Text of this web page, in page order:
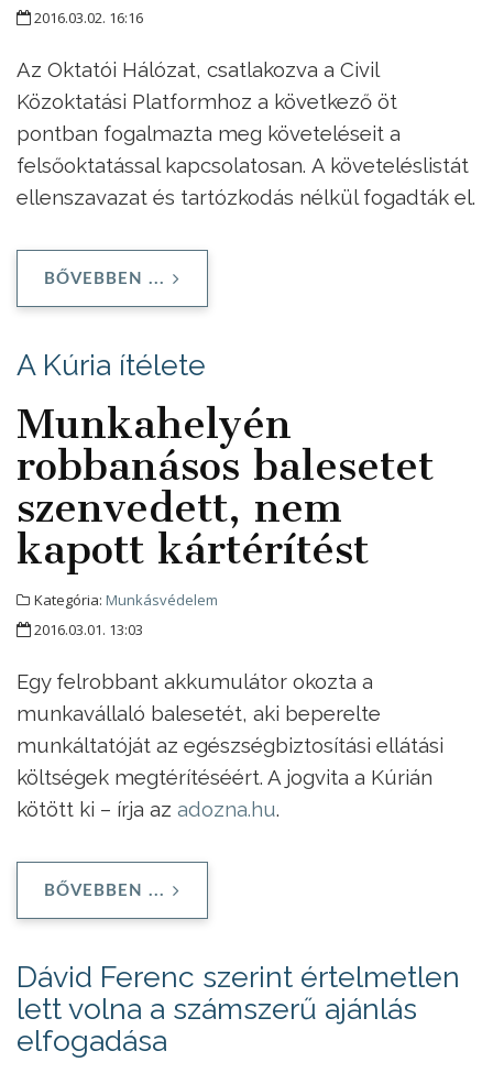
2016.03.02. 16:16
Az Oktatói Hálózat, csatlakozva a Civil
Közoktatási Platformhoz a következő öt
pontban fogalmazta meg követeléseit a
felsőoktatással kapcsolatosan. A követeléslistát
ellenszavazat és tartózkodás nélkül fogadták el.
BŐVEBBEN ...
A Kúria ítélete
Munkahelyén
robbanásos balesetet
szenvedett, nem
kapott kártérítést
Kategória: Munkásvédelem
2016.03.01. 13:03
Egy felrobbant akkumulátor okozta a
munkavállaló balesetét, aki beperelte
munkáltatóját az egészségbiztosítási ellátási
költségek megtérítéséért. A jogvita a Kúrián
kötött ki – írja az adozna.hu.
BŐVEBBEN ...
Dávid Ferenc szerint értelmetlen
lett volna a számszerű ajánlás
elfogadása